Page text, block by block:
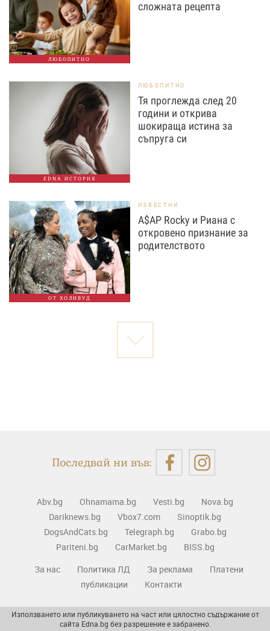
ЛЮБОПИТНО
сложната рецепта
EDNA ИСТОРИЯ
ЛЮБОПИТНО
Тя проглежда след 20
години и открива
шокираща истина за
съпруга си
ОТ ХОЛИВУД
ИЗВЕСТНИ
A$AP Rocky и Риана с
откровено признание за
родителството
Последвай ни във:
Abv.bg Ohnamama.bg Vesti.bg
Nova.bg
Dariknews.bg
Vbox7.com
Sinoptik.bg
DogsAndCats.bg
Telegraph.bg
Grabo.bg
Pariteni.bg
CarMarket.bg
BISS.bg
За нас
Политика ЛД За реклама
Платени
публикации
Контакти
Използването или публикуването на част или цялостно съдържание от
сайта Edna.bg без разрешение е забранено.